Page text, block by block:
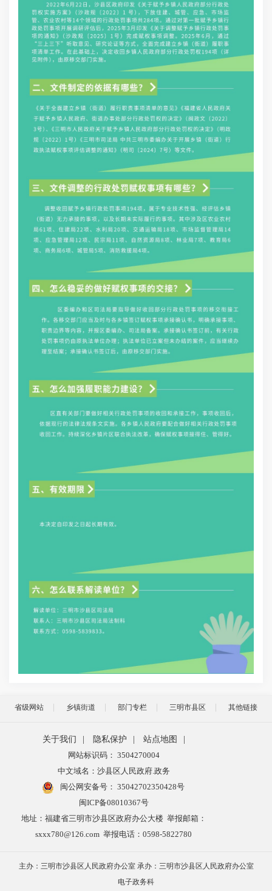
省级网站 乡镇街道 部门专栏 三明市县区 其他链接
关于我们 隐私保护 站点地图
网站标识码： 3504270004
中文域名：沙县区人民政府.政务
闽公网安备号： 35042702350428号
闽ICP备08010367号
地址：福建省三明市沙县区政府办公大楼 举报邮箱：
sxxx780@126.com 举报电话：0598-5822780
主办：三明市沙县区人民政府办公室 承办：三明市沙县区人民政府办公室
电子政务科